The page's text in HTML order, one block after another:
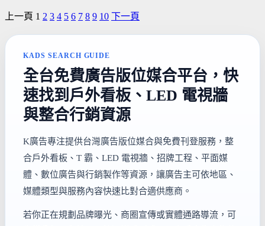
上一頁 1 2 3 4 5 6 7 8 9 10 下一頁
KADS SEARCH GUIDE
全台免費廣告版位媒合平台，快
速找到戶外看板、LED 電視牆
與整合行銷資源
K廣告專注提供台灣廣告版位媒合與免費刊登服務，整
合戶外看板、T 霸、LED 電視牆、招牌工程、平面媒
體、數位廣告與行銷製作等資源，讓廣告主可依地區、
媒體類型與服務內容快速比對合適供應商。
若你正在規劃品牌曝光、商圈宣傳或實體通路導流，可